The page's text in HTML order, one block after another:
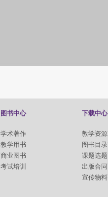
图书中心
学术著作
教学用书
商业图书
考试培训
下载中心
教学资
图书目
课题选
出版合
宣传物